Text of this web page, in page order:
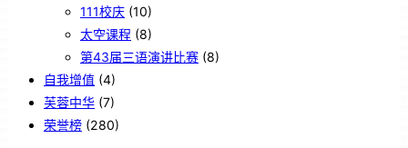
111校庆 (10)
太空课程 (8)
第43届三语演讲比赛 (8)
自我增值 (4)
芙蓉中华 (7)
荣誉榜 (280)